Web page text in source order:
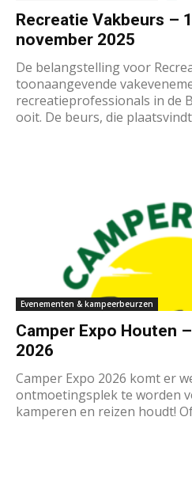
Recreatie Vakbeurs –
november 2025
De belangstelling voor
toonaangevende
recreatieprofessionals in de
ooit. De beurs, die plaatsvindt
Evenementen & kampeerbeurzen
Camper Expo Houten
2026
Camper Expo 2026 komt er
ontmoetingsplek te worden
kamperen en reizen houdt!